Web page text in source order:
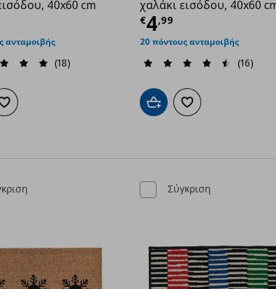
40x60 cm
τιμή € 7,99
ανταμοιβής
(18)
στο καλάθι
Προσθήκη στα αγαπημένα
χαλάκι εισόδου, 40x60
€4,99
Τρέχουσα τιμή
20 πόντους ανταμοιβής
(16)
Προσθήκη στο καλάθι
Προσθήκη στα
Σύγκριση